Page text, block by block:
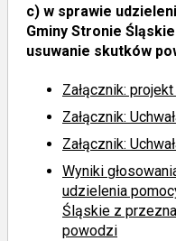
c) w sprawie
Gminy Stronie
usuwanie skutków
Załącznik: projekt
Załącznik:
Załącznik:
Wyniki
udzielenia
Śląskie z
powodzi